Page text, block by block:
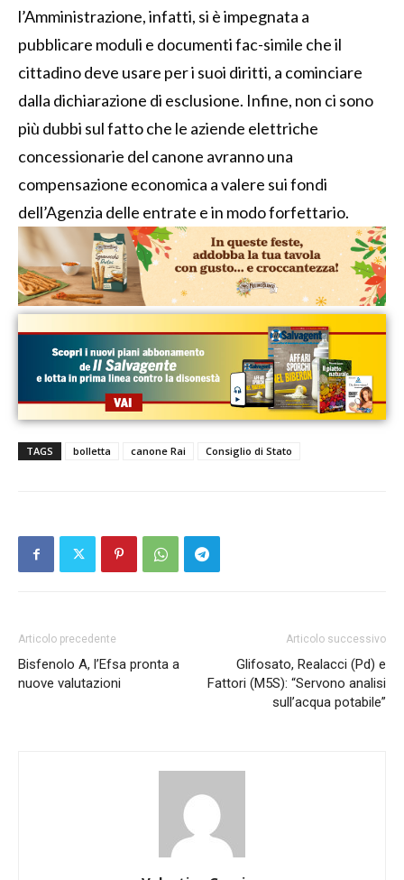
l’Amministrazione, infatti, si è impegnata a
pubblicare moduli e documenti fac-simile che il
cittadino deve usare per i suoi diritti, a cominciare
dalla dichiarazione di esclusione. Infine, non ci sono
più dubbi sul fatto che le aziende elettriche
concessionarie del canone avranno una
compensazione economica a valere sui fondi
dell’Agenzia delle entrate e in modo forfettario.
TAGS bolletta canone Rai Consiglio di Stato
Articolo precedente
Bisfenolo A, l’Efsa pronta a
nuove valutazioni
Articolo successivo
Glifosato, Realacci (Pd) e
Fattori (M5S): “Servono analisi
sull’acqua potabile”